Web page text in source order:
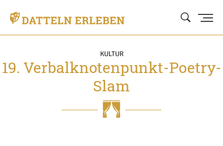
KULTUR
19. Verbalknotenpunkt-Poetry-
Slam